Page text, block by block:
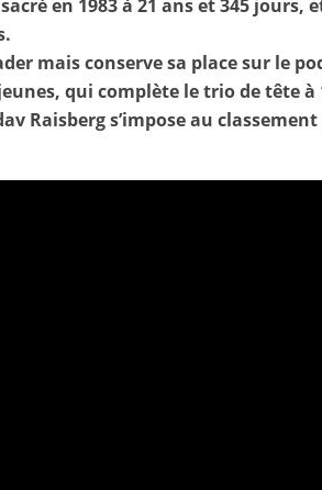
en 1983 à 21 ans et 345 jours,
mais conserve sa place sur le
qui complète le trio de tête à
Raisberg s’impose au